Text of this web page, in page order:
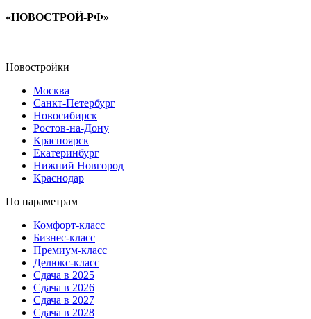
«НОВОСТРОЙ-РФ»
Новостройки
Москва
Санкт-Петербург
Новосибирск
Ростов-на-Дону
Красноярск
Екатеринбург
Нижний Новгород
Краснодар
По параметрам
Комфорт-класс
Бизнес-класс
Премиум-класс
Делюкс-класс
Сдача в 2025
Сдача в 2026
Сдача в 2027
Сдача в 2028